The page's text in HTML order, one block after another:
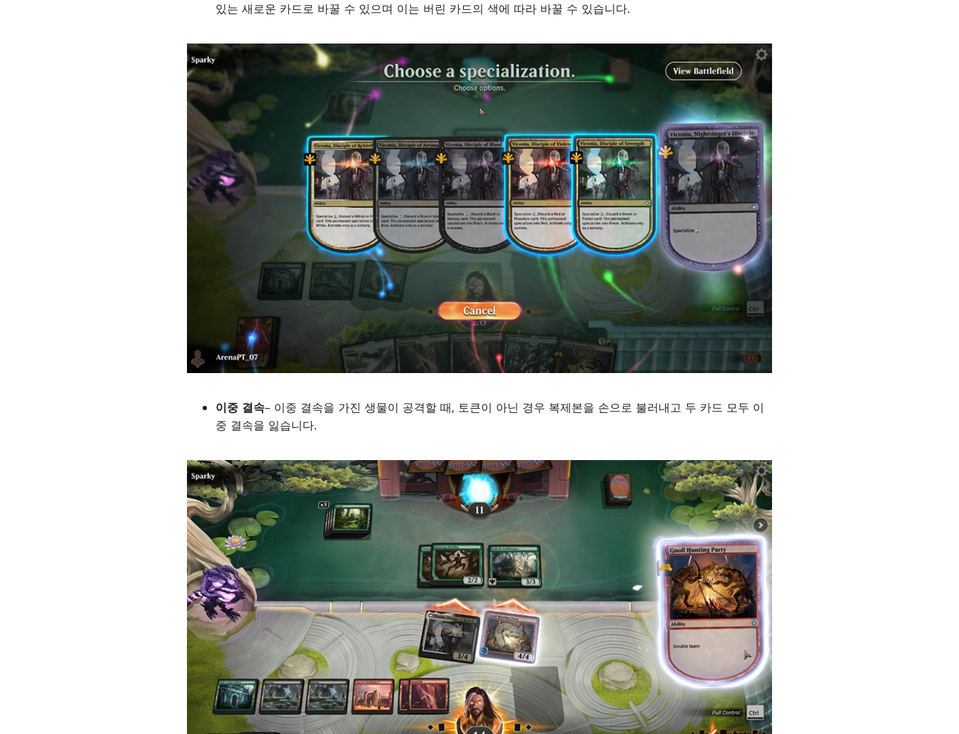
있는 새로운 카드로 바꿀 수 있으며 이는 버린 카드의 색에 따라 바꿀 수 있습니다.
이중 결속– 이중 결속을 가진 생물이 공격할 때, 토큰이 아닌 경우 복제본을 손으로 불러내고 두 카드 모두 이
중 결속을 잃습니다.